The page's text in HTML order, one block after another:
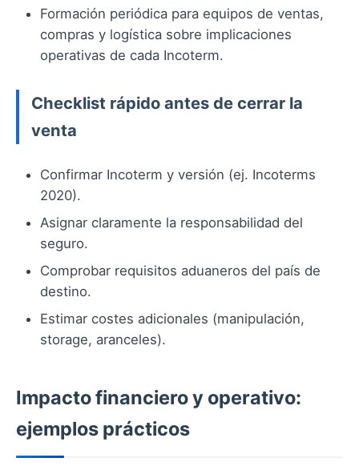
Formación periódica para equipos de ventas,
compras y logística sobre implicaciones
operativas de cada Incoterm.
Checklist rápido antes de cerrar la
venta
Confirmar Incoterm y versión (ej. Incoterms
2020).
Asignar claramente la responsabilidad del
seguro.
Comprobar requisitos aduaneros del país de
destino.
Estimar costes adicionales (manipulación,
storage, aranceles).
Impacto financiero y operativo:
ejemplos prácticos